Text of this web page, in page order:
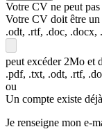
Votre CV ne peut
Votre CV doit être
.odt, .rtf, .doc,
peut excéder 2Mo et
.pdf, .txt, .odt, .rtf,
ou
Un compte existe
Je renseigne mon e-